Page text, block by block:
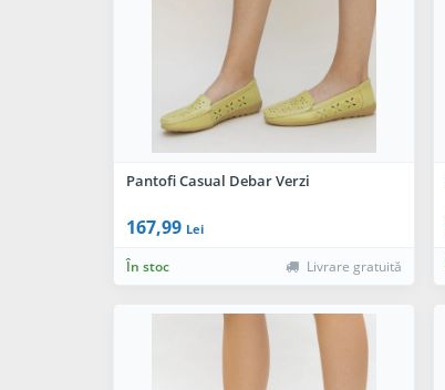
Pantofi Casual Debar Verzi
167,99 Lei
În stoc Livrare gratuită